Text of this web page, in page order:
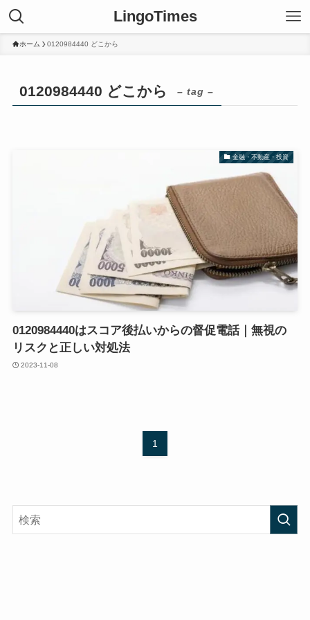
LingoTimes
ホーム 0120984440 どこから
0120984440 どこから – tag –
金融・不動産・投資
0120984440はスコア後払いからの督促電話｜無視の
リスクと正しい対処法
2023-11-08
1